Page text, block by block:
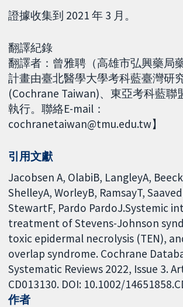
證據收集到 2021 年 3 月。
翻譯紀錄
翻譯者：曾雅聘（高雄市弘興藥局
計畫由臺北醫學大學考科藍臺灣研
(Cochrane Taiwan)、東亞考科藍聯
執行。聯絡E-mail：
cochranetaiwan@tmu.edu.tw】
引用文獻
Jacobsen A, OlabiB, LangleyA,
ShelleyA, WorleyB, RamsayT,
StewartF, Pardo PardoJ.Systemic
treatment of Stevens-Johnson
toxic epidermal necrolysis (TEN),
overlap syndrome. Cochrane
Systematic Reviews 2022, Issue 3.
CD013130. DOI: 10.1002/
作者